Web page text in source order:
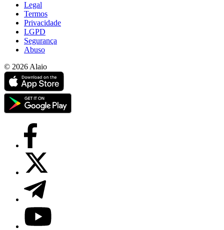
Legal
Termos
Privacidade
LGPD
Segurança
Abuso
© 2026 Alaio